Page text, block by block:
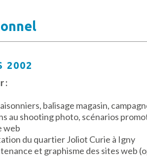
2002
:
balisage magasin,
au shooting photo, scénarios
web
du quartier Joliot Curie à Igny
et graphisme des sites web